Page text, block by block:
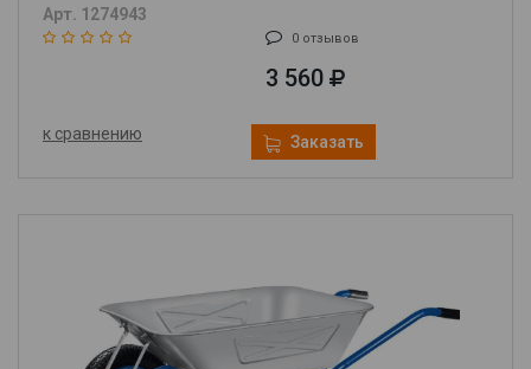
Арт. 1274943
0 отзывов
3 560
к сравнению Заказать